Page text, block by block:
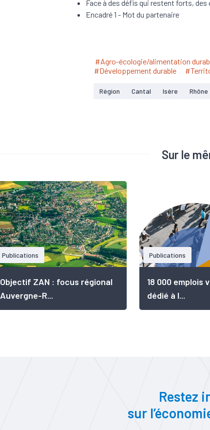
Face à des défis qui restent forts,
Encadré 1 - Mot du partenaire
#Agro-écologie/alimentation
#Développement durable
Région Cantal Isère Rhône
Sur le
Publications
Objectif ZAN : focus régional
Auvergne-R...
Publications
18 000 emplois
dédié à l...
Restez
sur